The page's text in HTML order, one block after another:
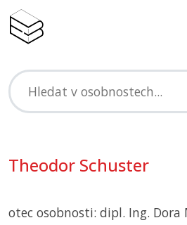
Theodor Schuster
otec osobnosti: dipl. Ing. Dora